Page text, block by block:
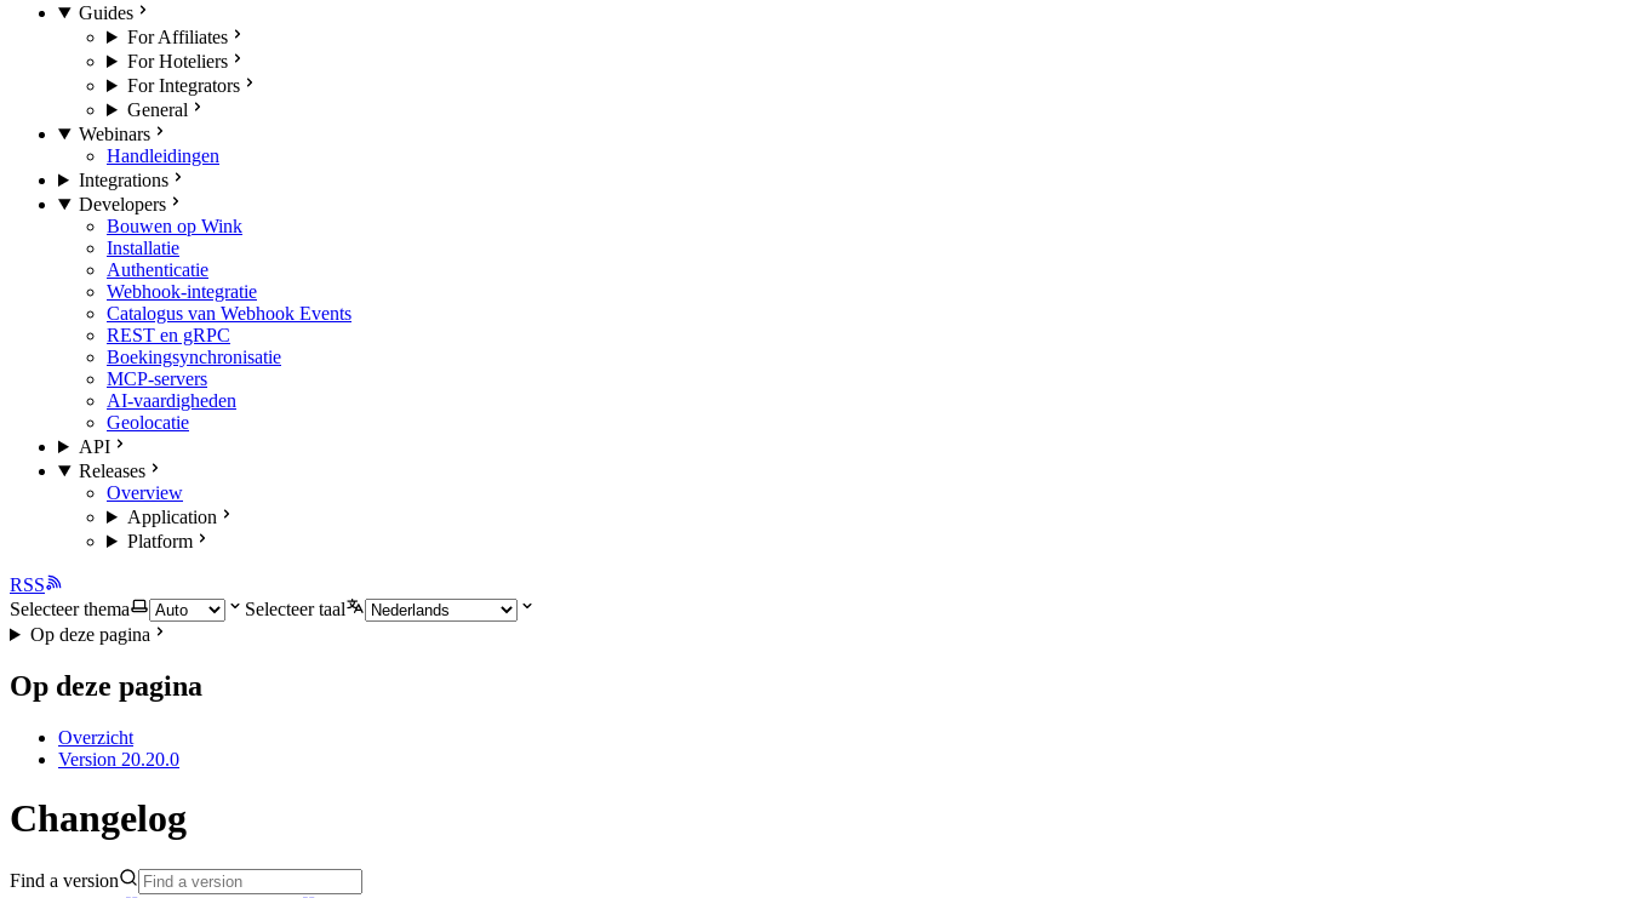
Guides
For Affiliates
For Hoteliers
For Integrators
General
Webinars
Handleidingen
Integrations
Developers
Bouwen op Wink
Installatie
Authenticatie
Webhook-integratie
Catalogus van Webhook Events
REST en gRPC
Boekingsynchronisatie
MCP-servers
AI-vaardigheden
Geolocatie
API
Releases
Overview
Application
Platform
RSS
Selecteer thema
Selecteer taal
Op deze pagina
Op deze pagina
Overzicht
Version 20.20.0
Changelog
Find a version